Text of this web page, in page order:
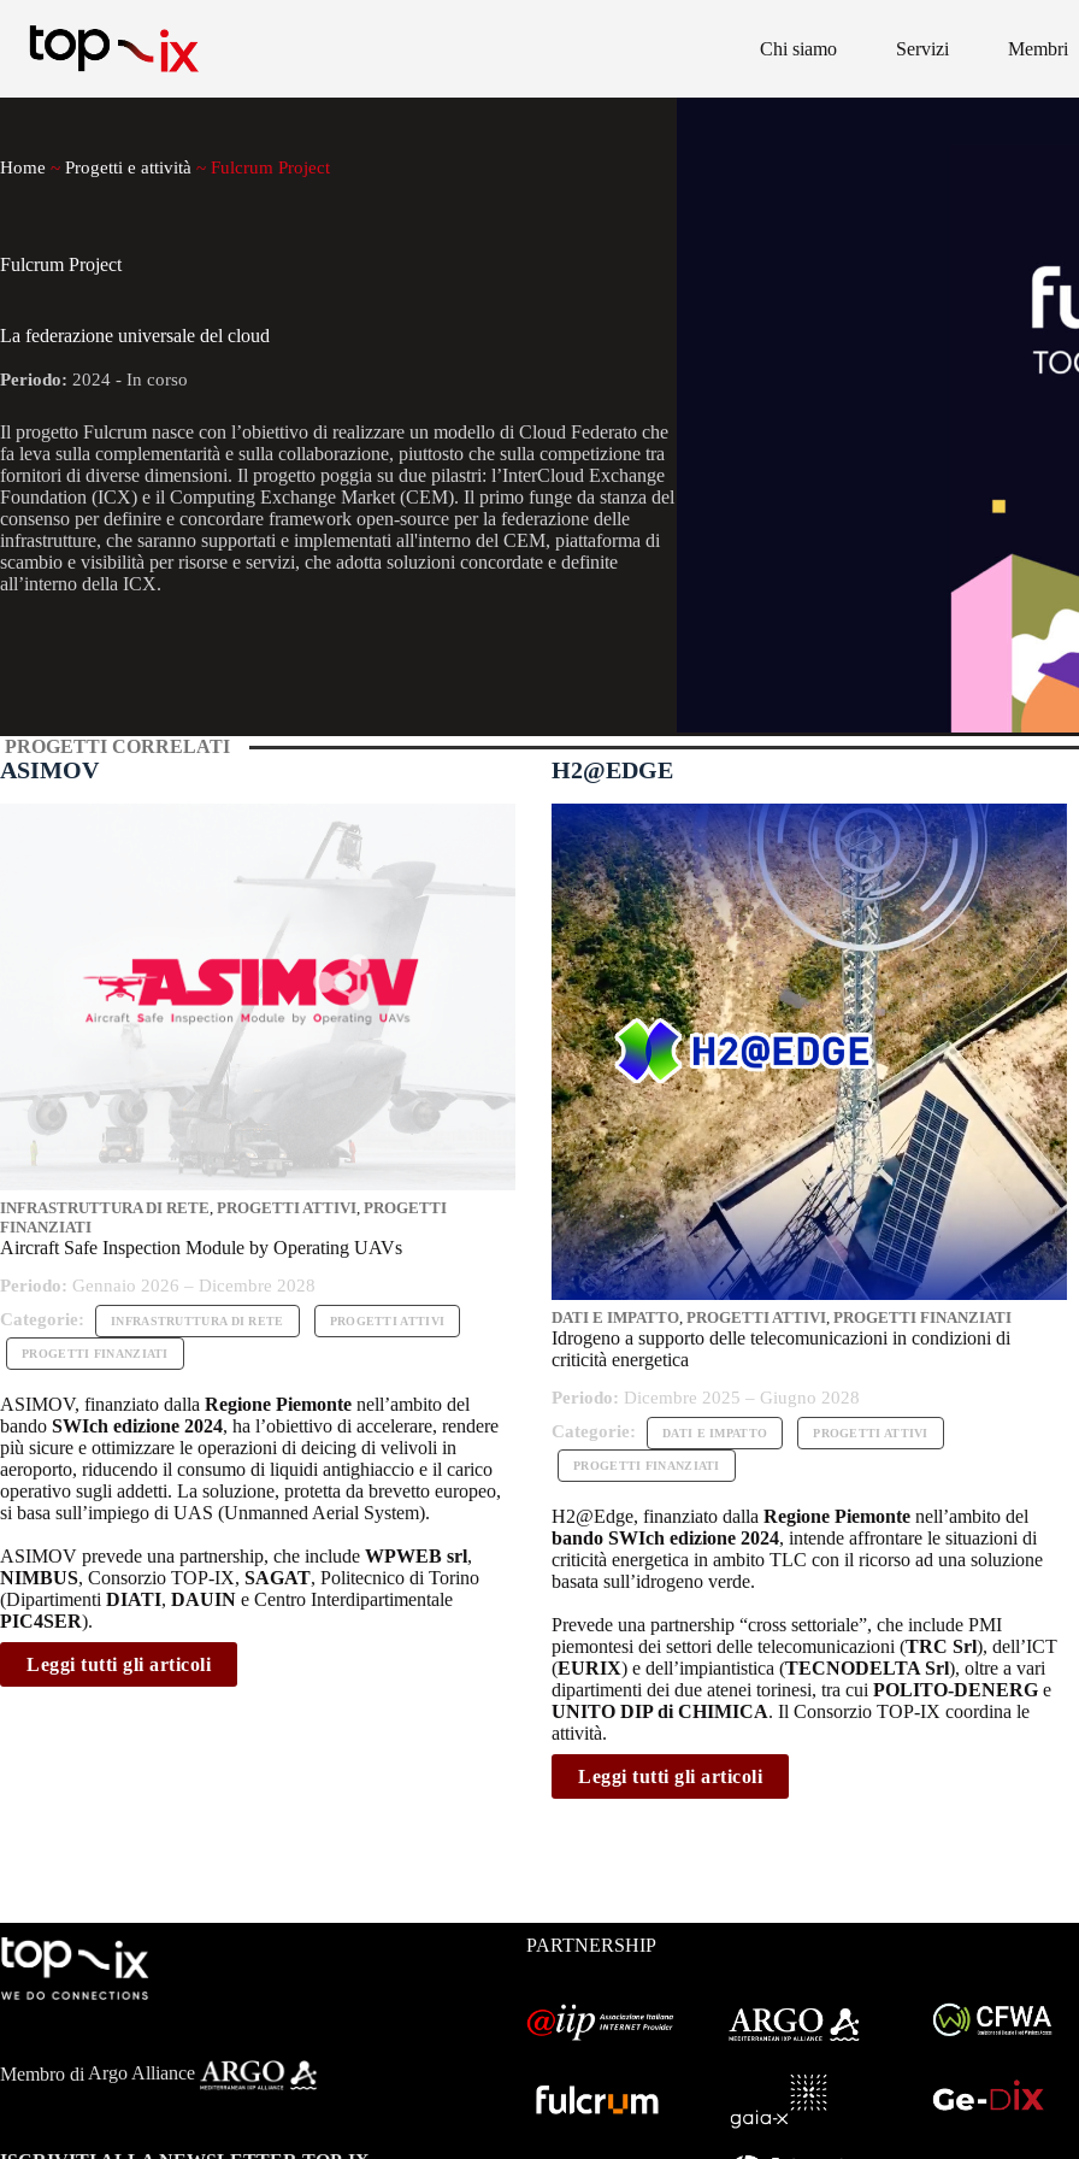
contenuto
Chi siamo Servizi Membri
Home ~ Progetti e attività ~ Fulcrum Project
Fulcrum Project
La federazione universale del cloud
Periodo: 2024 - In corso
Il progetto Fulcrum nasce con l’obiettivo di realizzare un modello di Cloud Federato che
fa leva sulla complementarità e sulla collaborazione, piuttosto che sulla competizione tra
fornitori di diverse dimensioni. Il progetto poggia su due pilastri: l’InterCloud Exchange
Foundation (ICX) e il Computing Exchange Market (CEM). Il primo funge da stanza del
consenso per definire e concordare framework open-source per la federazione delle
infrastrutture, che saranno supportati e implementati all'interno del CEM, piattaforma di
scambio e visibilità per risorse e servizi, che adotta soluzioni concordate e definite
all’interno della ICX.
PROGETTI CORRELATI
ASIMOV
INFRASTRUTTURA DI RETE, PROGETTI ATTIVI, PROGETTI
FINANZIATI
Aircraft Safe Inspection Module by Operating UAVs
Periodo: Gennaio 2026 – Dicembre 2028
Categorie:
INFRASTRUTTURA DI RETE PROGETTI ATTIVI
PROGETTI FINANZIATI
ASIMOV, finanziato dalla Regione Piemonte nell’ambito del
bando SWIch edizione 2024, ha l’obiettivo di accelerare, rendere
più sicure e ottimizzare le operazioni di deicing di velivoli in
aeroporto, riducendo il consumo di liquidi antighiaccio e il carico
operativo sugli addetti. La soluzione, protetta da brevetto europeo,
si basa sull’impiego di UAS (Unmanned Aerial System).
ASIMOV prevede una partnership, che include WPWEB srl,
NIMBUS, Consorzio TOP-IX, SAGAT, Politecnico di Torino
(Dipartimenti DIATI, DAUIN e Centro Interdipartimentale
PIC4SER).
Leggi tutti gli articoli
H2@EDGE
DATI E IMPATTO PROGETTI ATTIVI PROGETTI FINANZIATI
Idrogeno a supporto delle telecomunicazioni in condizioni di
criticità energetica
Periodo: Dicembre 2025 – Giugno 2028
Categorie:
DATI E IMPATTO PROGETTI ATTIVI
PROGETTI FINANZIATI
H2@Edge, finanziato dalla Regione Piemonte nell’ambito del
bando SWIch edizione 2024, intende affrontare le situazioni di
criticità energetica in ambito TLC con il ricorso ad una soluzione
basata sull’idrogeno verde.
Prevede una partnership “cross settoriale”, che include PMI
piemontesi dei settori delle telecomunicazioni (TRC Srl), dell’ICT
(EURIX) e dell’impiantistica (TECNODELTA Srl), oltre a vari
dipartimenti dei due atenei torinesi, tra cui POLITO-DENERG e
UNITO DIP di CHIMICA. Il Consorzio TOP-IX coordina le
attività.
Leggi tutti gli articoli
Membro di Argo Alliance
PARTNERSHIP